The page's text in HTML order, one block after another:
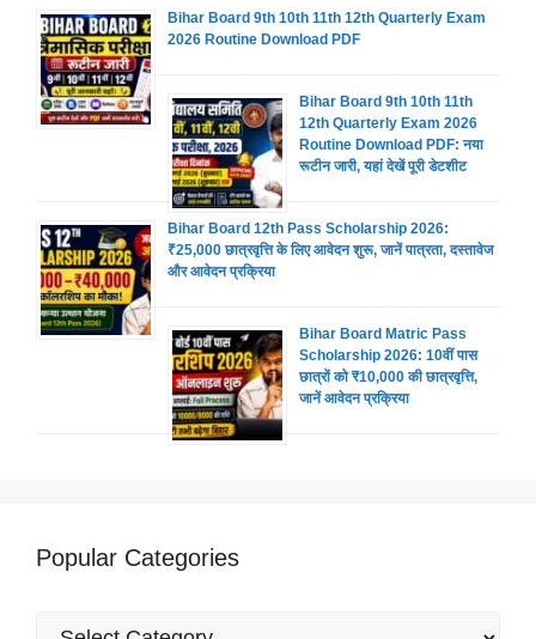
Bihar Board 9th 10th 11th 12th Quarterly Exam
2026 Routine Download PDF
Bihar Board 9th 10th 11th
12th Quarterly Exam 2026
Routine Download PDF: नया
रूटीन जारी, यहां देखें पूरी डेटशीट
Bihar Board 12th Pass Scholarship 2026:
₹25,000 छात्रवृत्ति के लिए आवेदन शुरू, जानें पात्रता, दस्तावेज
और आवेदन प्रक्रिया
Bihar Board Matric Pass
Scholarship 2026: 10वीं पास
छात्रों को ₹10,000 की छात्रवृत्ति,
जानें आवेदन प्रक्रिया
Popular Categories
Popular